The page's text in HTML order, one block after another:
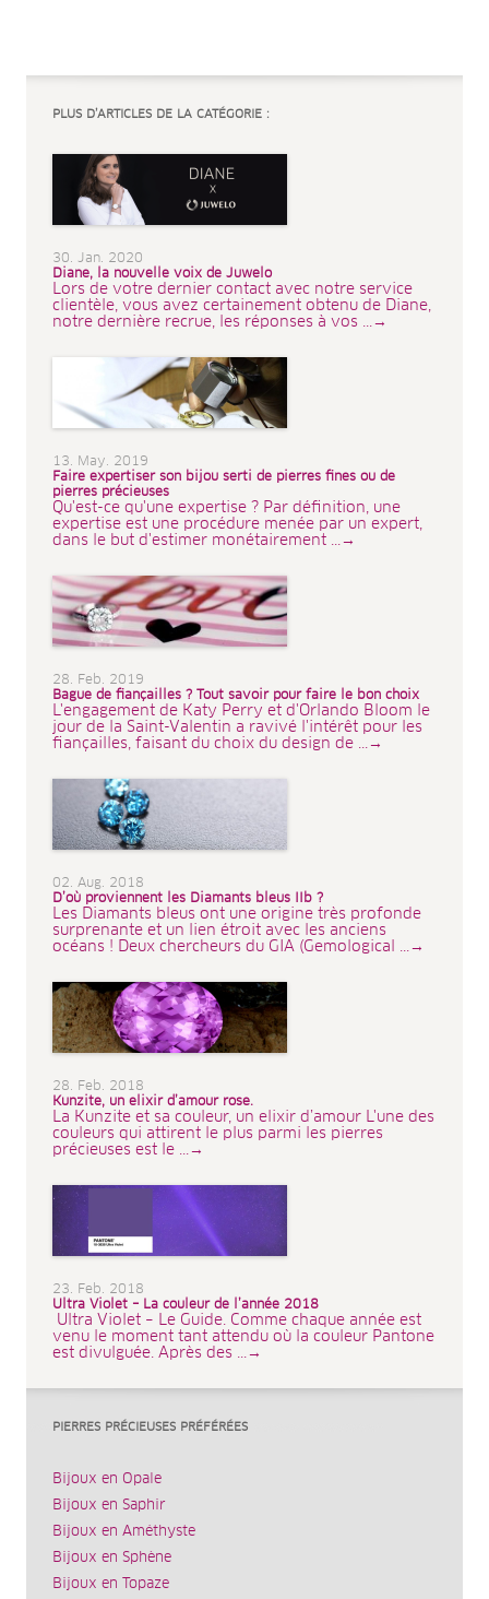
PLUS D’ARTICLES DE LA CATÉGORIE :
30. Jan. 2020
Diane, la nouvelle voix de Juwelo
Lors de votre dernier contact avec notre service
clientèle, vous avez certainement obtenu de Diane,
notre dernière recrue, les réponses à vos ...→
13. May. 2019
Faire expertiser son bijou serti de pierres fines ou de
pierres précieuses
Qu'est-ce qu'une expertise ? Par définition, une
expertise est une procédure menée par un expert,
dans le but d'estimer monétairement ...→
28. Feb. 2019
Bague de fiançailles ? Tout savoir pour faire le bon choix
L'engagement de Katy Perry et d'Orlando Bloom le
jour de la Saint-Valentin a ravivé l'intérêt pour les
fiançailles, faisant du choix du design de ...→
02. Aug. 2018
D’où proviennent les Diamants bleus IIb ?
Les Diamants bleus ont une origine très profonde
surprenante et un lien étroit avec les anciens
océans ! Deux chercheurs du GIA (Gemological ...→
28. Feb. 2018
Kunzite, un elixir d’amour rose.
La Kunzite et sa couleur, un elixir d’amour L'une des
couleurs qui attirent le plus parmi les pierres
précieuses est le ...→
23. Feb. 2018
Ultra Violet – La couleur de l’année 2018
Ultra Violet – Le Guide. Comme chaque année est
venu le moment tant attendu où la couleur Pantone
est divulguée. Après des ...→
PIERRES PRÉCIEUSES PRÉFÉRÉES
Bijoux en Opale
Bijoux en Saphir
Bijoux en Améthyste
Bijoux en Sphène
Bijoux en Topaze